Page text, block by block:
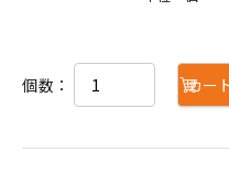
個数： カー